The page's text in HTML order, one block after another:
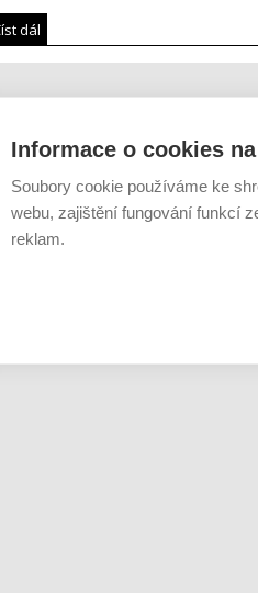
dál
Informace o cookies
Soubory cookie používáme ke
webu, zajištění fungování funkcí
reklam.